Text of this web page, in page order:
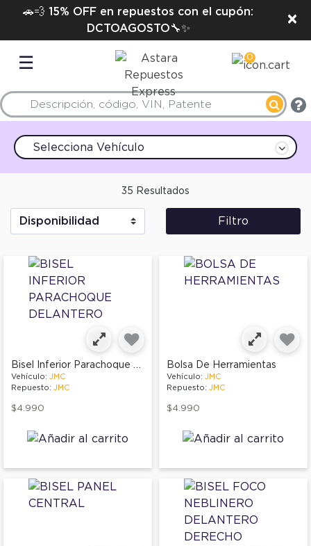
🚗💨 15% OFF en repuestos con el cupón:
DCTOAGOSTO🔧✨
×
☰ 0
Selecciona Vehículo
35 Resultados
Filtro
Bisel Inferior Parachoque Delantero
Vehículo: JMC
Repuesto: JMC
$4.990
Bolsa De Herramientas
Vehículo: JMC
Repuesto: JMC
$4.990